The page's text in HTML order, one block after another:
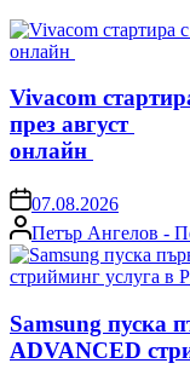
Vivacom
през август
онлайн
on07.08.2026
Posted
by
Петър Ангелов -
Samsung пуска
ADVANCED